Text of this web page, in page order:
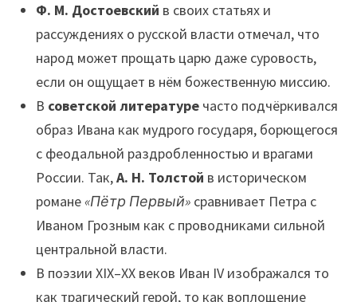
Ф. М. Достоевский в своих статьях и
рассуждениях о русской власти отмечал, что
народ может прощать царю даже суровость,
если он ощущает в нём божественную миссию.
В советской литературечасто подчёркивался
образ Ивана как мудрого государя, борющегося
с феодальной раздробленностью и врагами
России. Так,А. Н. Толстой в историческом
романе«Пётр Первый»сравнивает Петра с
Иваном Грозным как с проводниками сильной
центральной власти.
В поэзии XIX–XX веков Иван IV изображался то
как трагический герой, то как воплощение